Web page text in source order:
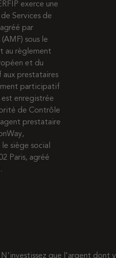
exerce une
Services de
par
sous le
au règlement
et du
prestataires
participatif
est enregistrée
de Contrôle
prestataire
siège social
Paris, agréé
que l'argent